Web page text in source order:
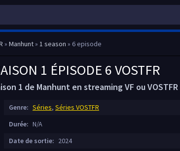
» Manhunt» 1 season » 6 episode
1 ÉPISODE 6 VOSTFR
1 de Manhunt en streaming VF ou VOSTFR
Genre: Séries, Séries VOSTFR
Durée: N/A
Date de sortie: 2024